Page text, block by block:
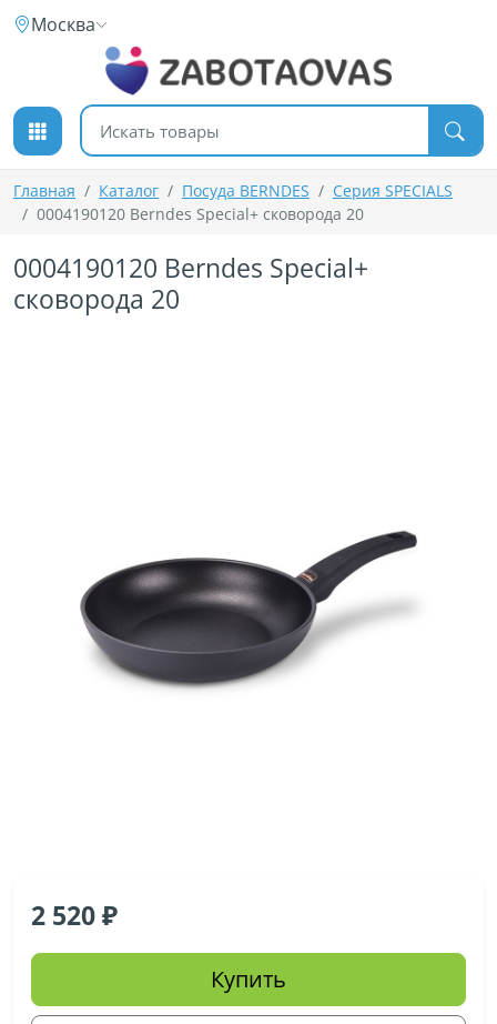
К содержимому
Москва
Поиск товаров
Главная Каталог Посуда BERNDES
Серия SPECIALS
0004190120 Berndes Special+ сковорода 20
0004190120 Berndes Special+
сковорода 20
2 520
Купить